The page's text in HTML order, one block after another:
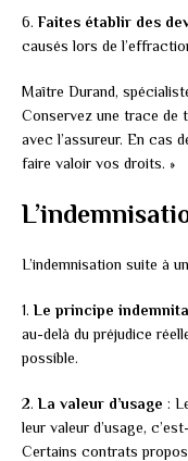
6. Faites établir des
causés lors de
Maître Durand,
Conservez une trace de
avec l’assureur. En cas
faire valoir vos droits. »
L’indemnisation suite à
1.Le principe
au-delà du préjudice
possible.
2.La valeur d’usage :
leur valeur d’usage,
Certains contrats